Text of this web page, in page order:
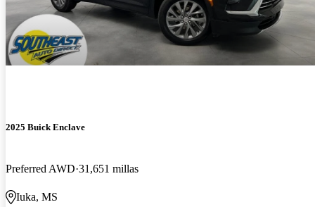
2025 Buick Enclave
Preferred AWD 31,651 millas
Iuka, MS